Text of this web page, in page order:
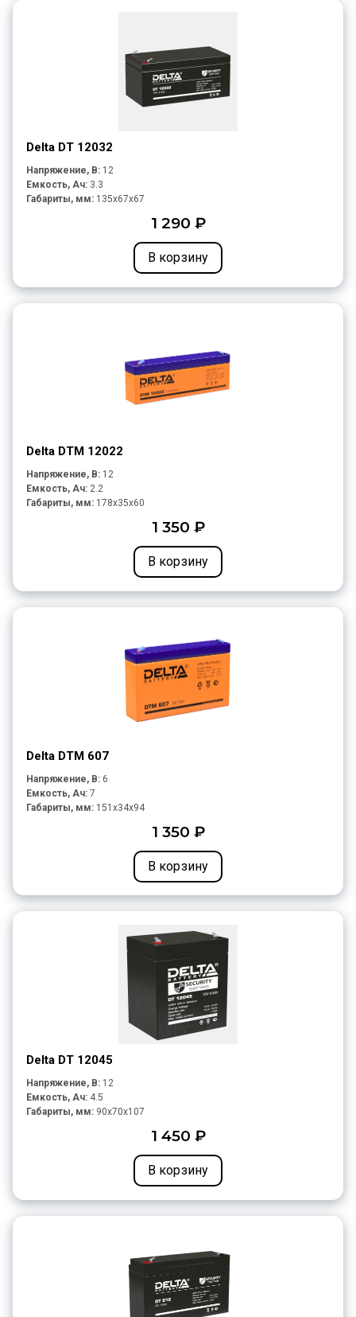
Delta DT 12032
Напряжение, В: 12
Емкость, Ач: 3.3
Габариты, мм: 135x67x67
1 290 ₽
В корзину
Delta DTM 12022
Напряжение, В: 12
Емкость, Ач: 2.2
Габариты, мм: 178x35x60
1 350 ₽
В корзину
Delta DTM 607
Напряжение, В: 6
Емкость, Ач: 7
Габариты, мм: 151x34x94
1 350 ₽
В корзину
Delta DT 12045
Напряжение, В: 12
Емкость, Ач: 4.5
Габариты, мм: 90x70x107
1 450 ₽
В корзину